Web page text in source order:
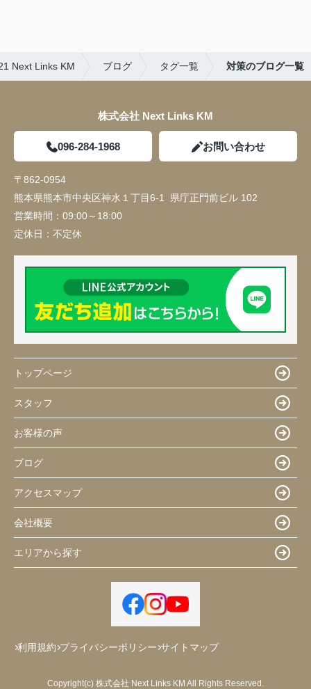
Next Links KM ブログ タグ一覧 対策のブログ一覧
株式会社 Next Links KM
096-284-1968 お問い合わせ
〒862-0954
熊本県熊本市中央区神水１丁目6-1 県庁正門前ビル 102
営業時間： 09:00～18:00
定休日： 不定休
トップページ
スタッフ
お客様の声
ブログ
アクセスマップ
会社概要
エリアから探す
利用規約 プライバシーポリシー サイトマップ
Copyright(c) 株式会社 Next Links KM All Rights Reserved.